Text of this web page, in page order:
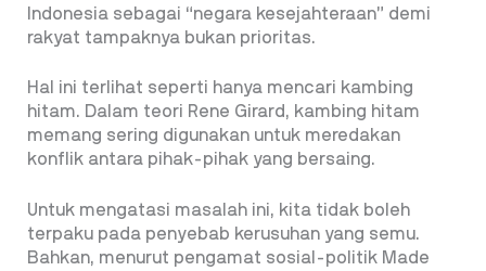
Indonesia sebagai “negara kesejahteraan” demi
rakyat tampaknya bukan prioritas.
Hal ini terlihat seperti hanya mencari kambing
hitam. Dalam teori Rene Girard, kambing hitam
memang sering digunakan untuk meredakan
konflik antara pihak-pihak yang bersaing.
Untuk mengatasi masalah ini, kita tidak boleh
terpaku pada penyebab kerusuhan yang semu.
Bahkan, menurut pengamat sosial-politik Made